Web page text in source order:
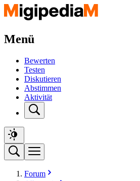
Menü
Bewerten
Testen
Diskutieren
Abstimmen
Aktivität
Forum